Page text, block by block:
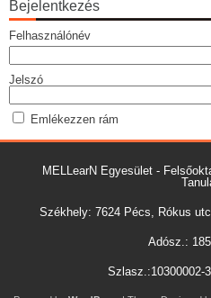
Bejelentkezés
Felhasználónév
Jelszó
Emlékezzen rám
MELLearN Egyesület -
Székhely: 7624 Pécs, Rókus
Adósz.:
Szlasz.:10300002-